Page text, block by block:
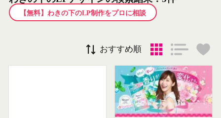
【無料】わきの下のLP制作をプロに相談
おすすめ順